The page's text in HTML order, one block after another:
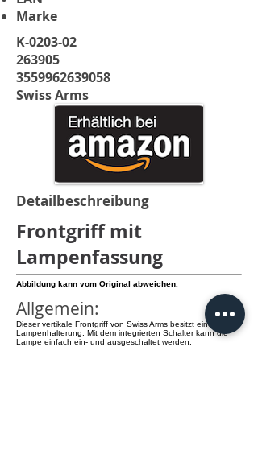
K-0203-02
263905
3559962639058
Swiss Arms
Detailbeschreibung
Frontgriff mit
Lampenfassung
Abbildung kann vom Original abweichen.
Allgemein:
Dieser vertikale Frontgriff von Swiss Arms besitzt eine
Lampenhalterung. Mit dem integrierten Schalter kann die
Lampe einfach ein- und ausgeschaltet werden.
Marke